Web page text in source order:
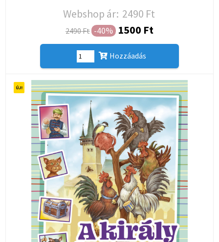
Webshop ár: 2490 Ft
2490 Ft -40% 1500 Ft
Hozzáadás